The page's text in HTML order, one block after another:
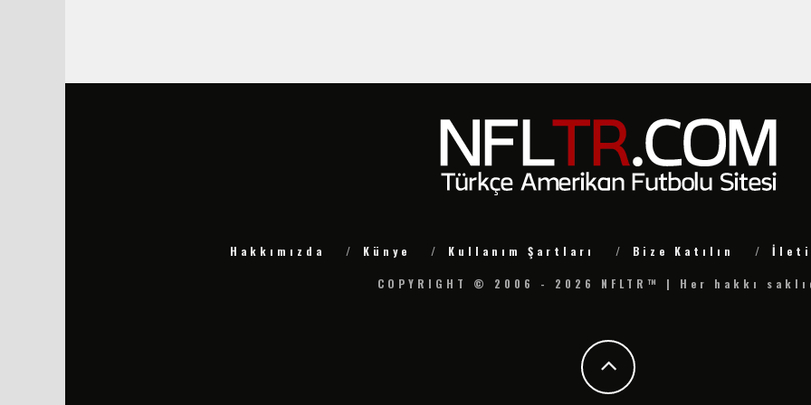
Hakkımızda Künye Kullanım Şartları Bize Katılın
COPYRIGHT © 2006 - 2026 NFLTR™ | Her hakkı